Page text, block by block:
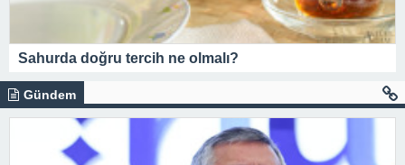
Sahurda doğru tercih ne olmalı?
Gündem